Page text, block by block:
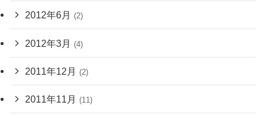
2012年6月 (2)
2012年3月 (4)
2011年12月 (2)
2011年11月 (11)